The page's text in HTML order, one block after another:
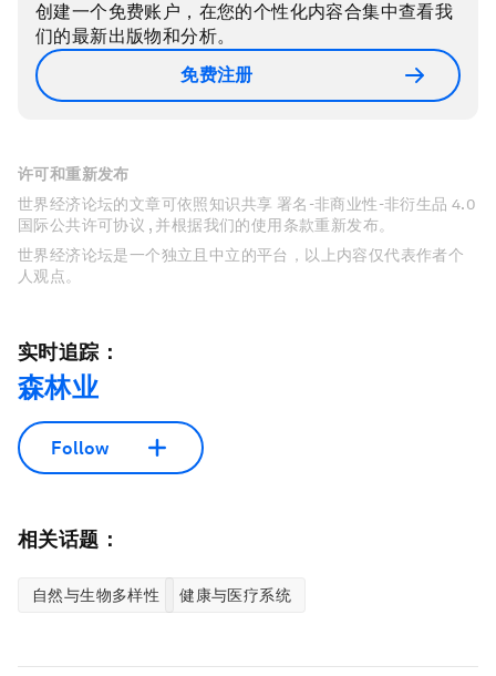
创建一个免费账户，在您的个性化内容合集中查看我
们的最新出版物和分析。
免费注册
许可和重新发布
世界经济论坛的文章可依照知识共享 署名-非商业性-非衍生品 4.0
国际公共许可协议 , 并根据我们的使用条款重新发布。
世界经济论坛是一个独立且中立的平台，以上内容仅代表作者个
人观点。
实时追踪：
森林业
Follow
相关话题：
自然与生物多样性 健康与医疗系统